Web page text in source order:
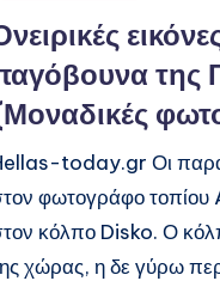
της
today.gr Οι
φωτογράφο
κόλπο Disko. Ο
χώρας, η δε γύρω